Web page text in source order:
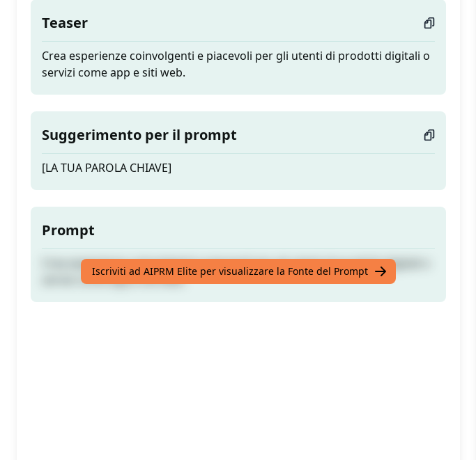
Teaser
Crea esperienze coinvolgenti e piacevoli per gli utenti di prodotti digitali o
servizi come app e siti web.
Suggerimento per il prompt
[LA TUA PAROLA CHIAVE]
Prompt
Crea esperienze coinvolgenti e piacevoli per gli utenti di prodotti digitali o
servizi come app e siti web.
Iscriviti ad AIPRM Elite per visualizzare la Fonte del Prompt